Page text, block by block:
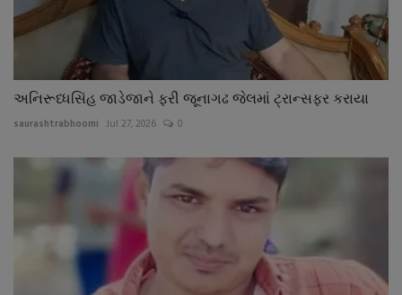
અનિરૂધ્ધસિંહ જાડેજાને ફરી જૂનાગઢ જેલમાં ટ્રાન્સફર કરાયા
saurashtrabhoomi Jul 27, 2026 0